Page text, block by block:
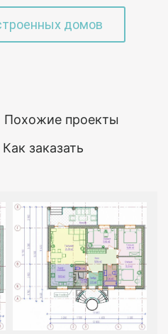
домов
Похожие проекты
Как заказать